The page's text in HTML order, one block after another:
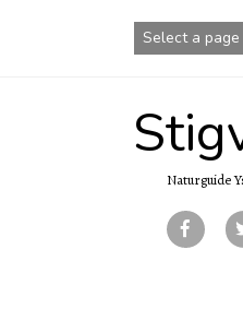
Naturguide